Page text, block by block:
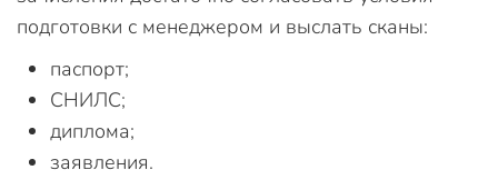
подготовки с менеджером и выслать сканы:
паспорт;
СНИЛС;
диплома;
заявления.